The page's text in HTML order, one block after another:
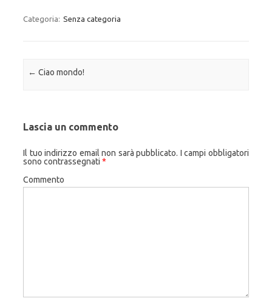
Categoria: Senza categoria
Navigazione articolo
← Ciao mondo!
Lascia un commento
Il tuo indirizzo email non sarà pubblicato. I campi obbligatori
sono contrassegnati *
Commento